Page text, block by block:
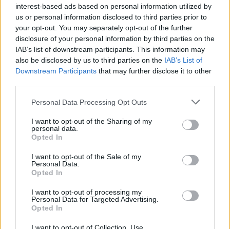
interest-based ads based on personal information utilized by
us or personal information disclosed to third parties prior to
your opt-out. You may separately opt-out of the further
disclosure of your personal information by third parties on the
IAB’s list of downstream participants. This information may
also be disclosed by us to third parties on the IAB’s List of
Downstream Participants that may further disclose it to other
Please note that this website/app uses one or more Google
not limited to your visit or usage behaviour. You may click to
grant or deny consent to Google and its third-party tags to
use your data for below specified purposes in below Google
consent section.
Personal Data Processing Opt Outs
I want to opt-out of the Sharing of my
personal data.
Opted In
I want to opt-out of the Sale of my
Personal Data.
Opted In
I want to opt-out of processing my
Personal Data for Targeted Advertising.
Opted In
Κάνετε την πρώτη αξιολόγηση για το προϊόν: “Το αεροδρόμιο”
Η ηλ. διεύθυνση σας δεν δημοσιεύεται. Τα υποχρεωτικά πεδία
σημειώνονται με*
Η βαθμολογία σας*
Η αξιολόγησή σας
Αποθήκευσε το όνομά μου, email, και τον ιστότοπο μου σε
αυτόν τον πλοηγό για την επόμενη φορά που θα σχολιάσω.